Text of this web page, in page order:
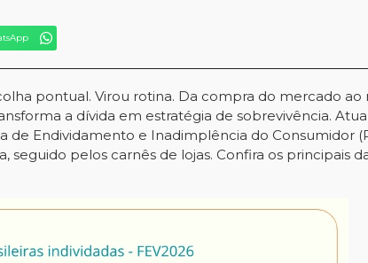
pontual. Virou rotina. Da compra do mercado
a dívida em estratégia de sobrevivência.
de Endividamento e Inadimplência do Consumidor
seguido pelos carnês de lojas. Confira os principais